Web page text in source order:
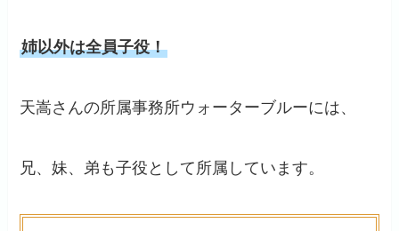
姉以外は全員子役！
天嵩さんの所属事務所ウォーターブルーには、
兄、妹、弟も子役として所属しています。